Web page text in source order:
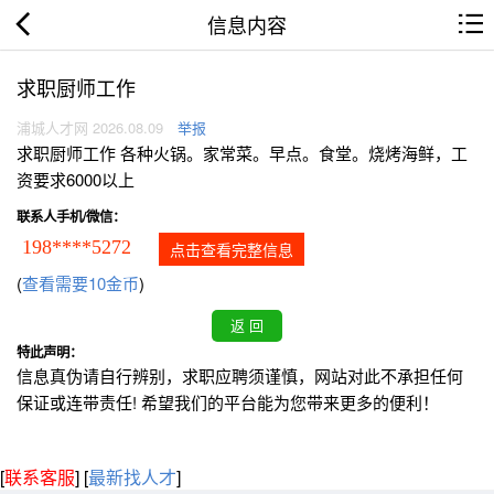
信息内容
求职厨师工作
浦城人才网 2026.08.09 举报
求职厨师工作 各种火锅。家常菜。早点。食堂。烧烤海鲜，工
资要求6000以上
联系人手机/微信：
198****5272 点击查看完整信息
(查看需要10金币)
特此声明：
信息真伪请自行辨别，求职应聘须谨慎，网站对此不承担任何
保证或连带责任! 希望我们的平台能为您带来更多的便利！
[联系客服] [最新找人才]